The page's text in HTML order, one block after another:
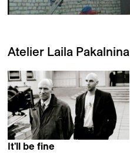
Atelier Laila Pakalnina
It'll be fine